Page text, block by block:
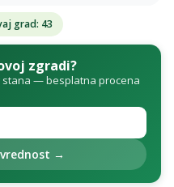
grad: 43
zgradi?
— besplatna procena
→